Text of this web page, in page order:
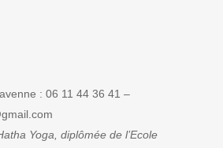
: 06 11 44 36 41 –
Yoga, diplômée de l’Ecole